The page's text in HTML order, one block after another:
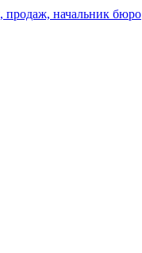
продаж, начальник бюро